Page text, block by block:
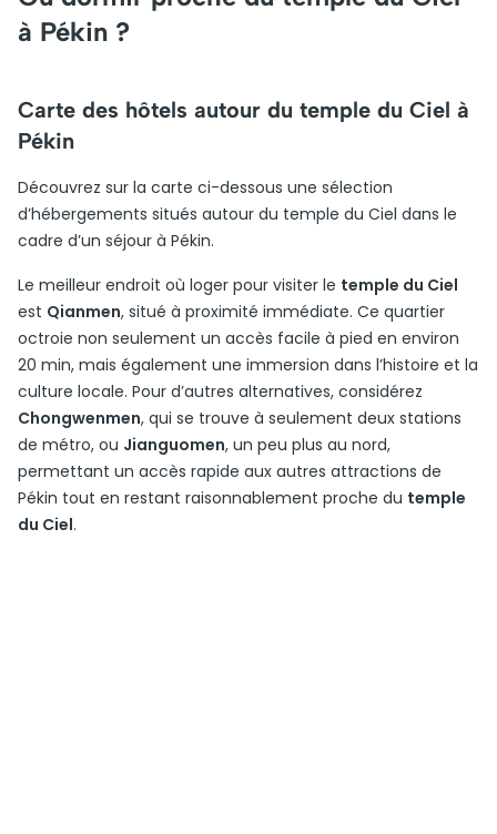
à Pékin ?
Carte des hôtels autour du temple du Ciel à
Pékin
Découvrez sur la carte ci-dessous une sélection
d’hébergements situés autour du temple du Ciel dans le
cadre d’un séjour à Pékin.
Le meilleur endroit où loger pour visiter le temple du Ciel
est Qianmen, situé à proximité immédiate. Ce quartier
octroie non seulement un accès facile à pied en environ
20 min, mais également une immersion dans l’histoire et la
culture locale. Pour d’autres alternatives, considérez
Chongwenmen, qui se trouve à seulement deux stations
de métro, ou Jianguomen, un peu plus au nord,
permettant un accès rapide aux autres attractions de
Pékin tout en restant raisonnablement proche du temple
du Ciel.